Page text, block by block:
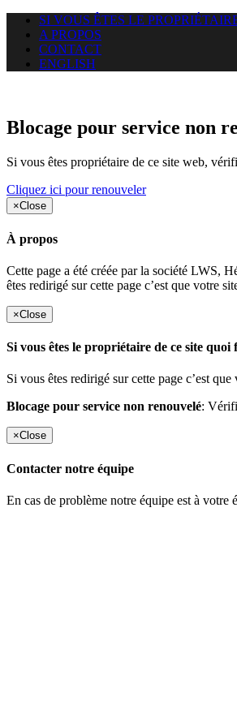
SI VOUS ÊTES LE
A PROPOS
CONTACT
ENGLISH
Blocage pour service non
Si vous êtes propriétaire de ce site web,
Cliquez ici pour renouveler
×Close
À propos
Cette page a été créée par la société LWS,
êtes redirigé sur cette page c’est que votre
×Close
Si vous êtes le propriétaire de ce site quoi
Si vous êtes redirigé sur cette page c’est que
Blocage pour service non renouvelé:
×Close
Contacter notre équipe
En cas de problème notre équipe est à votre